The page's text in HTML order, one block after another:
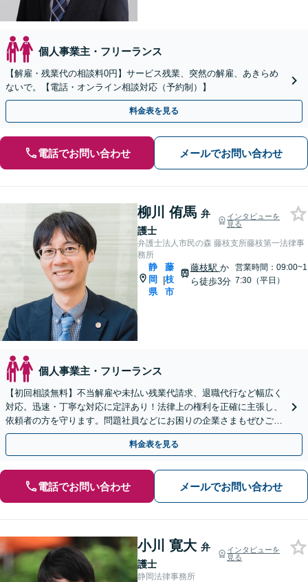
個人事業主・フリーランス
【解雇・残業代の相談料0円】サービス残業、突然の解雇、あきらめ
ないで。【電話・オンライン相談対応（予約制）】
料金表を見る
電話でお問い合わせ メールでお問い合わせ
柳川 侑馬 弁
護士
インタビューを
見る
弁護士法人市民の森 藤枝支所藤枝第一法律事
務所
静
岡
県
|
藤
枝
市
藤枝駅 か
ら徒歩3分
営業時間：09:00~1
7:30（平日）
個人事業主・フリーランス
【初回相談無料】不当解雇や未払い残業代請求、退職代行など幅広く
対応。迅速・丁寧な対応に定評あり！法律上の権利を正確に主張し、
依頼者の方を守ります。問題社員などにお困りの企業さまもぜひご相
談ください【電話相談可】【藤枝駅１分】【法テラス可】
料金表を見る
電話でお問い合わせ メールでお問い合わせ
小川 寛大 弁
護士
インタビューを
見る
静岡法律事務所